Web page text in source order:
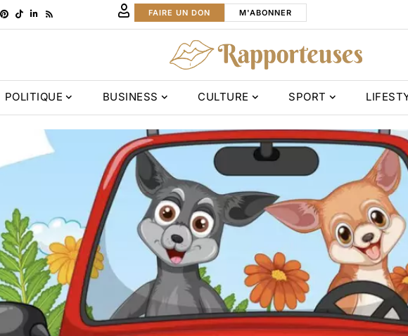
FAIRE UN DON M'ABONNER
POLITIQUE BUSINESS CULTURE SPORT